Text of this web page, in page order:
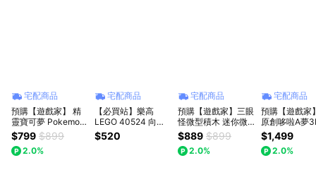
宅配商品
預購【遊戲家】 精
靈寶可夢 Pokemon
造型夜燈 皮卡丘/伊
布/卡比獸/百變怪 共
四款任選
$799 $899
2.0%
宅配商品
【必買站】樂高
LEGO 40524 向日
葵
$520
宅配商品
預購【遊戲家】三眼
怪微型積木 迷你微
型鑽石積木 - 三眼怪
$889 $899
2.0%
宅配商品
預購【遊戲家
原創哆啦A夢
小夜燈 (不挑
贈精美贈品G8
$1,499
2.0%